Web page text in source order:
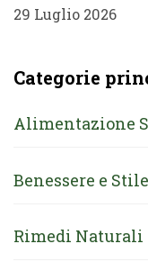
29 Luglio 2026
Categorie
Alimentazione
Benessere e
Rimedi Naturali